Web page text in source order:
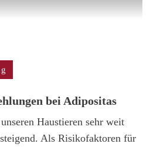
bei Adipositas
Haustieren sehr weit
Als Risikofaktoren für